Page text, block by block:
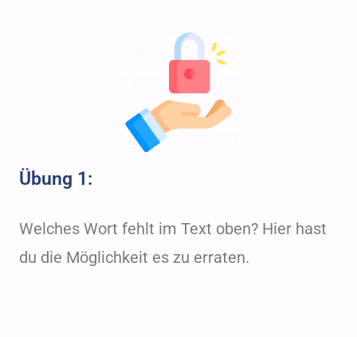
Übung 1:
Welches Wort fehlt im Text oben? Hier hast
du die Möglichkeit es zu erraten.